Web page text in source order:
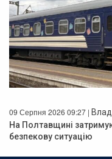
09 Серпня 2026 09:27 |
На Полтавщині
безпекову ситуацію